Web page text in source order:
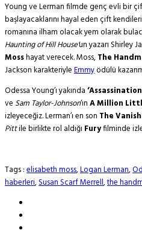
Young ve Lerman filmde genç evli bir
başlayacaklarını hayal eden çift
romanına ilham olacak yem olarak
Haunting of Hill House’un yazarı Shirley
Mosshayat verecek. Moss,The
Jackson karakteriyleEmmyödülü
Odessa Young’ı yakında
ve Sam Taylor-Johnson‘ınA Million
izleyeceğiz. Lerman’ı en son The
Pittile birlikte rol aldığı Furyfilminde
Tags :elisabeth moss,Logan Lerman,
haberleri,Susan Scarf Merrell,the